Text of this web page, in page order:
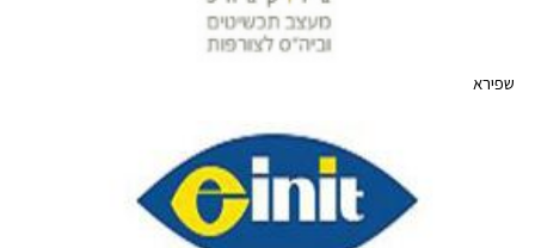
שפירא